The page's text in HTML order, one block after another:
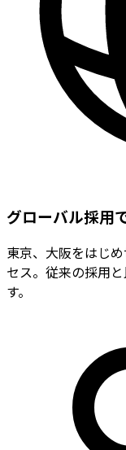
グローバル採用
東京、大阪をはじ
セス。従来の採用
す。